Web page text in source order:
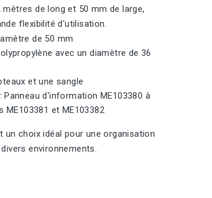
de long et 50 mm de large,
flexibilité d'utilisation.
de 50 mm
avec un diamètre de 36
et une sangle
Panneau d'information ME103380 à
et ME103382
choix idéal pour une organisation
environnements.